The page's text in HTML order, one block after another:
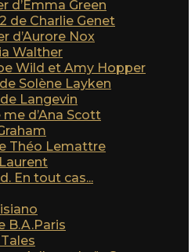
d’Emma Green
de Charlie Genet
d’Aurore Nox
Walther
Wild et Amy Hopper
Solène Layken
Langevin
d’Ana Scott
Théo Lemattre
En tout cas...
B.A.Paris